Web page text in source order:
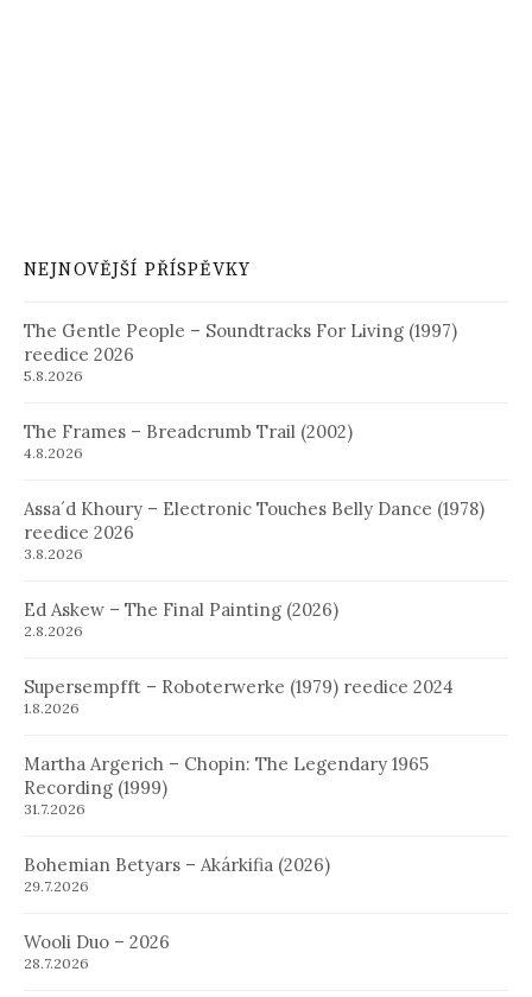
NEJNOVĚJŠÍ PŘÍSPĚVKY
The Gentle People – Soundtracks For Living (1997)
reedice 2026
5.8.2026
The Frames – Breadcrumb Trail (2002)
4.8.2026
Assa´d Khoury – Electronic Touches Belly Dance (1978)
reedice 2026
3.8.2026
Ed Askew – The Final Painting (2026)
2.8.2026
Supersempfft – Roboterwerke (1979) reedice 2024
1.8.2026
Martha Argerich – Chopin: The Legendary 1965
Recording (1999)
31.7.2026
Bohemian Betyars – Akárkifia (2026)
29.7.2026
Wooli Duo – 2026
28.7.2026